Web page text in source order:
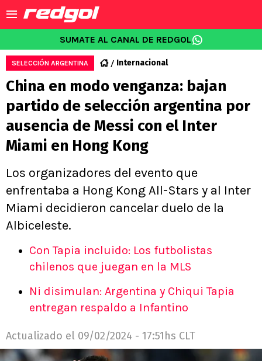
SUMATE AL CANAL DE REDGOL
SELECCIÓN ARGENTINA Internacional
China en modo venganza: bajan
partido de selección argentina por
ausencia de Messi con el Inter
Miami en Hong Kong
Los organizadores del evento que
enfrentaba a Hong Kong All-Stars y al Inter
Miami decidieron cancelar duelo de la
Albiceleste.
Con Tapia incluido: Los futbolistas
chilenos que juegan en la MLS
Ni disimulan: Argentina y Chiqui Tapia
entregan respaldo a Infantino
Actualizado el 09/02/2024 - 17:51hs CLT